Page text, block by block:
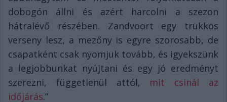
dobogón állni és azért harcolni a szezon
hátralévő részében. Zandvoort egy trükkös
verseny lesz, a mezőny is egyre szorosabb, de
csapatként csak nyomjuk tovább, és igyekszünk
a legjobbunkat nyújtani és egy jó eredményt
szerezni, függetlenül attól, mit csinál az
időjárás.”